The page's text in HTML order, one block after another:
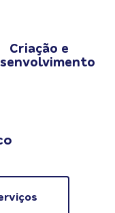
Criação e